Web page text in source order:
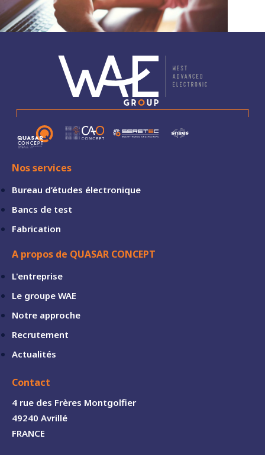
Nos services
Bureau d’études électronique
Bancs de test
Fabrication
A propos de QUASAR CONCEPT
L'entreprise
Le groupe WAE
Notre approche
Recrutement
Actualités
Contact
4 rue des Frères Montgolfier
49240 Avrillé
FRANCE